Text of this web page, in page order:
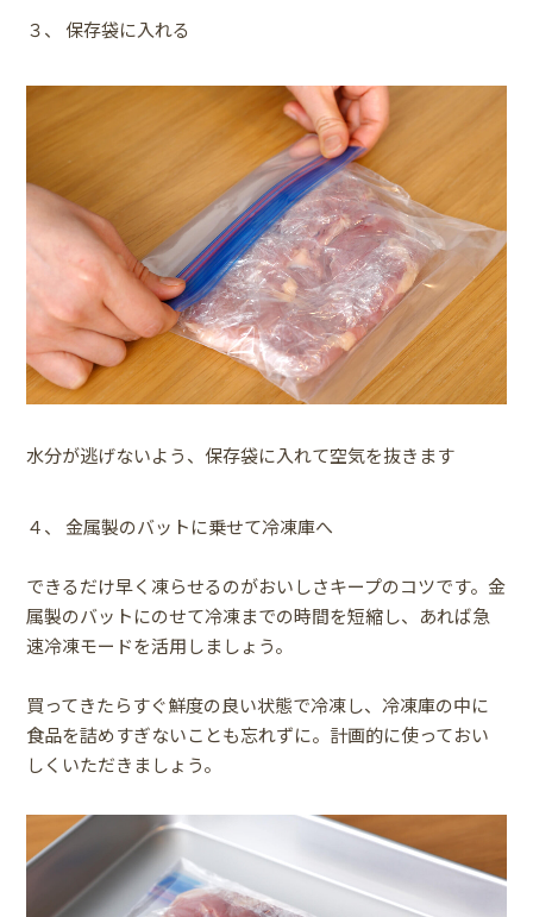
３、 保存袋に入れる
水分が逃げないよう、保存袋に入れて空気を抜きます
４、 金属製のバットに乗せて冷凍庫へ
できるだけ早く凍らせるのがおいしさキープのコツです。金
属製のバットにのせて冷凍までの時間を短縮し、あれば急
速冷凍モードを活用しましょう。
買ってきたらすぐ鮮度の良い状態で冷凍し、冷凍庫の中に
食品を詰めすぎないことも忘れずに。計画的に使っておい
しくいただきましょう。